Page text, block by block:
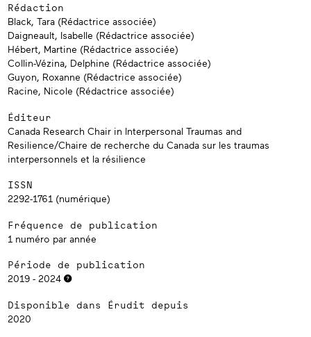
Rédaction
Black, Tara (Rédactrice associée)
Daigneault, Isabelle (Rédactrice associée)
Hébert, Martine (Rédactrice associée)
Collin-Vézina, Delphine (Rédactrice associée)
Guyon, Roxanne (Rédactrice associée)
Racine, Nicole (Rédactrice associée)
Éditeur
Canada Research Chair in Interpersonal Traumas and
Resilience/Chaire de recherche du Canada sur les traumas
interpersonnels et la résilience
ISSN
2292-1761 (numérique)
Fréquence de publication
1 numéro par année
Période de publication
2019 - 2024
Disponible dans Érudit depuis
2020